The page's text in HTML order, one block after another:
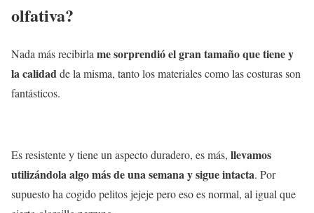
olfativa?
Nada más recibirla me sorprendió el gran tamaño que tiene y
la calidadde la misma, tanto los materiales como las costuras son
fantásticos.
Es resistente y tiene un aspecto duradero, es más, llevamos
utilizándola algo más de una semana y sigue intacta. Por
supuesto ha cogido pelitos jejeje pero eso es normal, al igual que